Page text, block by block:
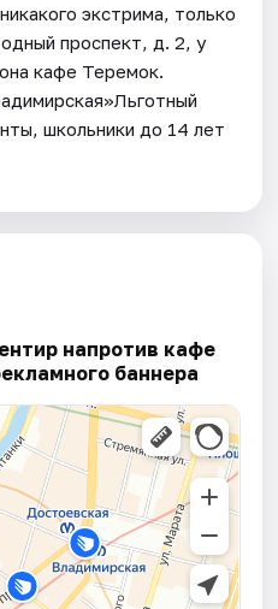
экстрима, только
проспект, д. 2, у
кафе Теремок.
школьники до 14 лет
напротив кафе
баннера